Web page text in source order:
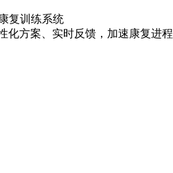
复训练系统
化方案、实时反馈，加速康复进程